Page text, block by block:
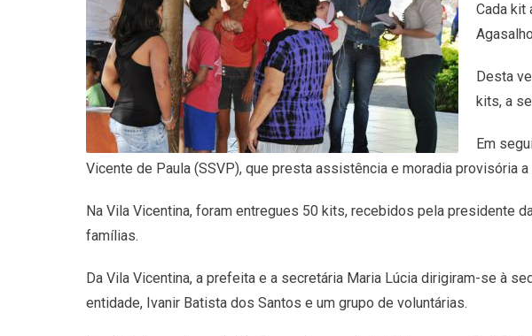
Cada kit
Desta
kits, a
Em
Vicente de Paula (SSVP), que presta assistência e moradia provisória
Na Vila Vicentina, foram entregues 50 kits, recebidos pela presidente
famílias.
Da Vila Vicentina, a prefeita e a secretária Maria Lúcia dirigiram-se à
entidade, Ivanir Batista dos Santos e um grupo de voluntárias.